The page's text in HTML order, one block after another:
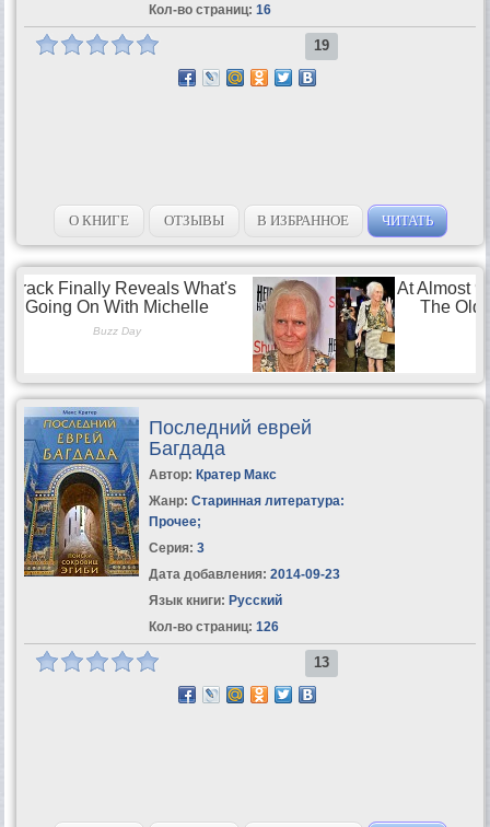
Кол-во страниц: 16
19
О КНИГЕ ОТЗЫВЫ В ИЗБРАННОЕ ЧИТАТЬ
Последний еврей
Багдада
Автор: Кратер Макс
Жанр: Старинная литература:
Прочее;
Серия: 3
Дата добавления: 2014-09-23
Язык книги: Русский
Кол-во страниц: 126
13